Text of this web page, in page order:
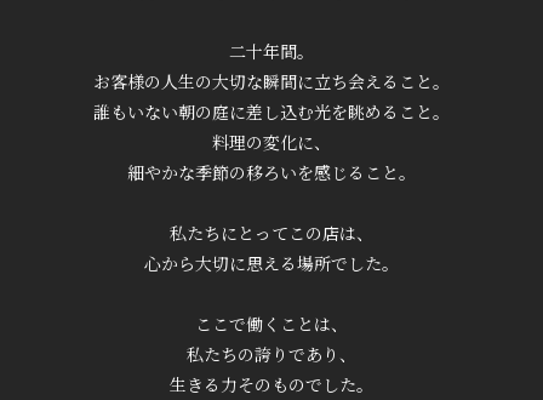
二十年間。
お客様の人生の大切な瞬間に立ち会えること。
誰もいない朝の庭に差し込む光を眺めること。
料理の変化に、
細やかな季節の移ろいを感じること。
私たちにとってこの店は、
心から大切に思える場所でした。
ここで働くことは、
私たちの誇りであり、
生きる力そのものでした。